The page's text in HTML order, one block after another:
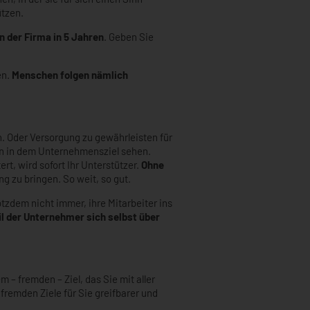
der Firma in 5 Jahren . Geben Sie
Menschen folgen nämlich
Oder Versorgung zu gewährleisten für
dem Unternehmensziel sehen.
wird sofort Ihr Unterstützer. Ohne
zu bringen. So weit, so gut.
nicht immer, ihre Mitarbeiter ins
der Unternehmer sich selbst über
– fremden – Ziel, das Sie mit aller
Ziele für Sie greifbarer und